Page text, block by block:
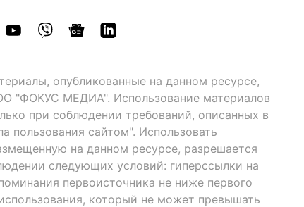
опубликованные на данном ресурсе,
"ФОКУС МЕДИА". Использование материалов
при соблюдении требований, описанных в
пользования сайтом". Использовать
на данном ресурсе, разрешается
следующих условий: гиперссылки на
первоисточника не ниже первого
который не может превышать